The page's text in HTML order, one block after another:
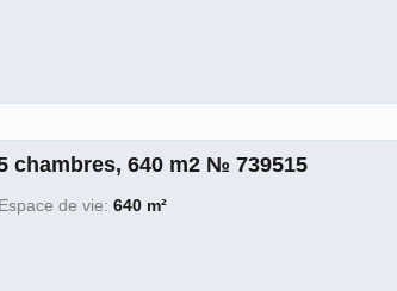
chambres, 640 m2 № 739515
Espace de vie: 640 m²